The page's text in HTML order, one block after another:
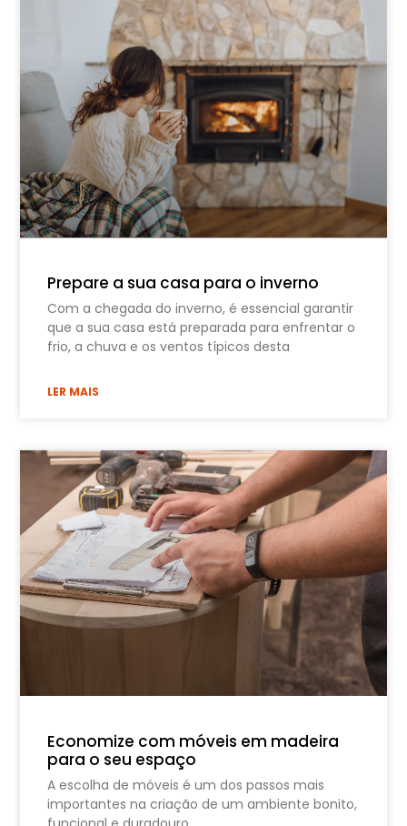
Prepare a sua casa para o inverno
Com a chegada do inverno, é essencial garantir
que a sua casa está preparada para enfrentar o
frio, a chuva e os ventos típicos desta
LER MAIS
Economize com móveis em madeira
para o seu espaço
A escolha de móveis é um dos passos mais
importantes na criação de um ambiente bonito,